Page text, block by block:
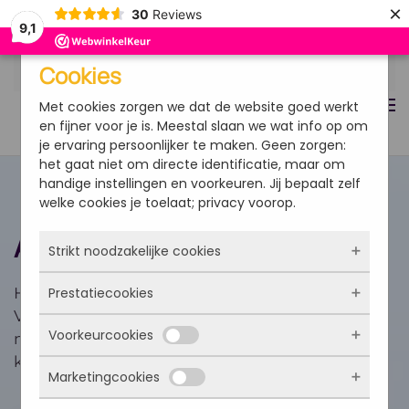
9,1
30 Reviews ×
Overslaan en naar de inhoud gaan
Alle vitaminen
Hier vindt u het volledige aanbod van
Vitaminenspecialist. Weet u niet precies waar u
naar op zoek bent? Onze klantenservice staat
klaar om u te voorzien van persoonlijk advies.
Cookies
Met cookies zorgen we dat de website goed werkt
en fijner voor je is. Meestal slaan we wat info op om
je ervaring persoonlijker te maken. Geen zorgen:
het gaat niet om directe identificatie, maar om
handige instellingen en voorkeuren. Jij bepaalt zelf
welke cookies je toelaat; privacy voorop.
Strikt noodzakelijke cookies
Deze cookies zorgen ervoor dat de website
überhaupt werkt. Ze zijn dus altijd actief en
kunnen niet worden uitgezet. Meestal worden
ze alleen geplaatst als jij iets doet, zoals
inloggen, een formulier invullen of je
privacyvoorkeuren opslaan. Je kunt je browser
Prestatiecookies
Met deze cookies zien we hoe vaak onze site
bezocht wordt, waar bezoekers vandaan
komen en welke pagina’s populair zijn. Zo
kunnen we de website blijven verbeteren.
Voorkeurcookies
Deze cookies onthouden jouw voorkeuren.
Bijvoorbeeld taalkeuze of ingevulde gegevens.
Marketingcookies